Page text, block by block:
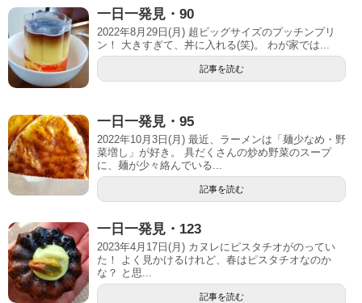
一日一発見・90
2022年8月29日(月) 超ビッグサイズのプッチンプリ
ン！ 大きすぎて、丼に入れる(笑)。 わが家では...
記事を読む
一日一発見・95
2022年10月3日(月) 最近、ラーメンは「麺少なめ・野
菜増し」が好き。 具だくさんの炒め野菜のスープ
に、麺が少々絡んでいる...
記事を読む
一日一発見・123
2023年4月17日(月) カヌレにピスタチオがのってい
た！ よく見かけるけれど、春はピスタチオなのか
な？ と思...
記事を読む